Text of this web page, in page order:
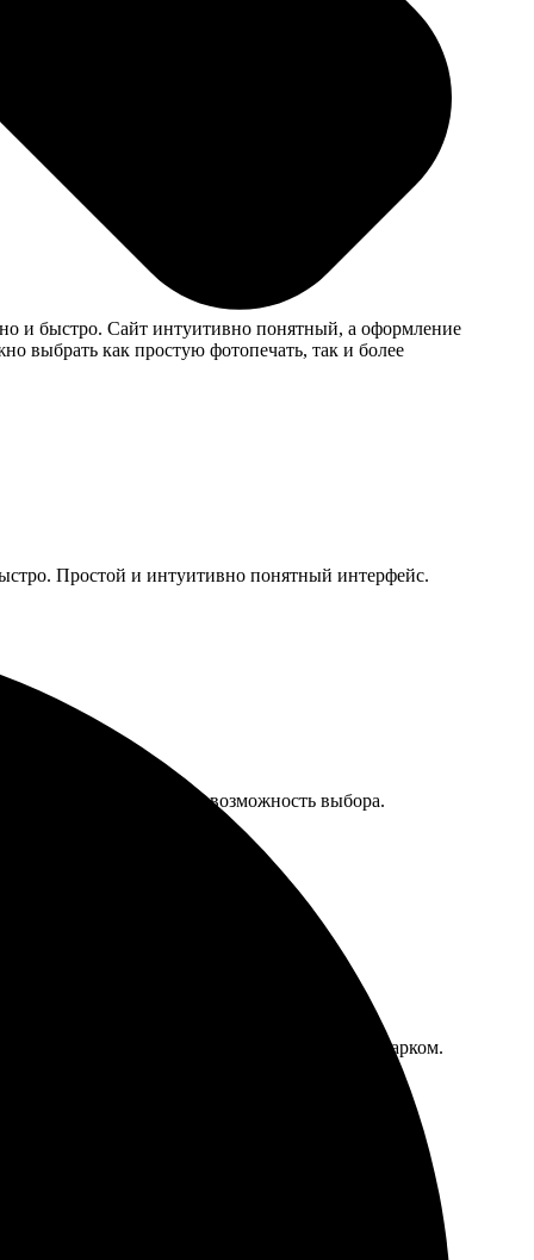
простым. Приятная поддержка, ответили на все
и быстро. Сайт интуитивно понятный, а оформление
выбрать как простую фотопечать, так и более
Простой и интуитивно понятный интерфейс.
быстро и понятно, есть возможность выбора.
оформления оказался легким и интуитивно
выглядят шикарно, будут отличным подарком.